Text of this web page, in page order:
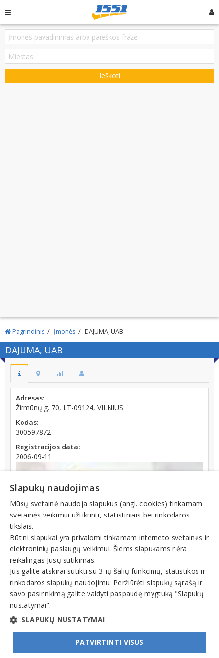
Ieškoti
Pagrindinis Įmonės DAJUMA, UAB
DAJUMA, UAB
Adresas:
Žirmūnų g. 70, LT-09124, VILNIUS
Kodas:
300597872
Registracijos data:
2006-09-11
Teisinis statusas: išregistruotas (nuo 2022-03-03)
Veiklos sritys
Kavinės, barai, restoranai
© INFOMINTA, UAB. Visos teisės saugomos. Telefonas
info@1551.info
Slapukų naudojimas
Mūsų svetainė naudoja slapukus (angl. cookies) tinkamam
svetainės veikimui užtikrinti, statistiniais bei rinkodaros
tikslais.
Būtini slapukai yra privalomi tinkamam interneto svetainės ir
elektroninių paslaugų veikimui. Šiems slapukams nėra
reikalingas Jūsų sutikimas.
Jūs galite atskirai sutikti su 3-ių šalių funkcinių, statistikos ir
rinkodaros slapukų naudojimu. Peržiūrėti slapukų sąrašą ir
savo pasirinkimą galite valdyti paspaudę mygtuką "Slapukų
nustatymai".
SLAPUKŲ NUSTATYMAI
PATVIRTINTI VISUS